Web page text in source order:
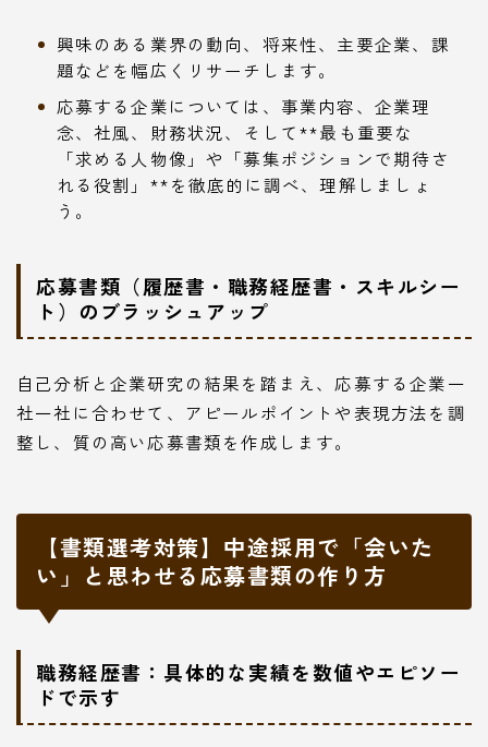
興味のある業界の動向、将来性、主要企業、課
題などを幅広くリサーチします。
応募する企業については、事業内容、企業理
念、社風、財務状況、そして**最も重要な
「求める人物像」や「募集ポジションで期待さ
れる役割」**を徹底的に調べ、理解しましょ
う。
応募書類（履歴書・職務経歴書・スキルシー
ト）のブラッシュアップ
自己分析と企業研究の結果を踏まえ、応募する企業一
社一社に合わせて、アピールポイントや表現方法を調
整し、質の高い応募書類を作成します。
【書類選考対策】中途採用で「会いた
い」と思わせる応募書類の作り方
職務経歴書：具体的な実績を数値やエピソー
ドで示す